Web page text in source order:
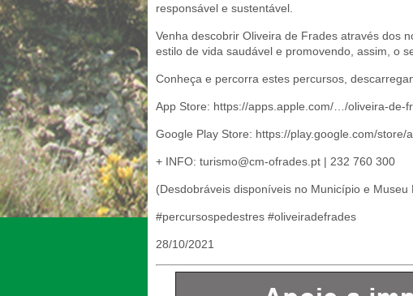
responsável e sustentável.
Venha descobrir Oliveira de Frades através dos
estilo de vida saudável e promovendo, assim, o
Conheça e percorra estes percursos,
App Store: https://apps.apple.com/…/oliveira-de-
Google Play Store: https://play.google.com/store/
+ INFO: turismo@cm-ofrades.pt | 232 760 300
(Desdobráveis disponíveis no Município e Museu
#percursospedestres #oliveiradefrades
28/10/2021